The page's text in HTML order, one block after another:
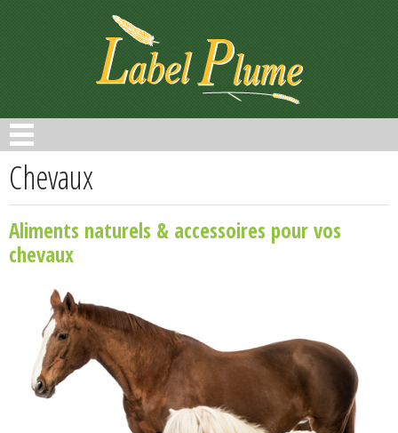
Chevaux
Aliments naturels & accessoires pour vos
chevaux